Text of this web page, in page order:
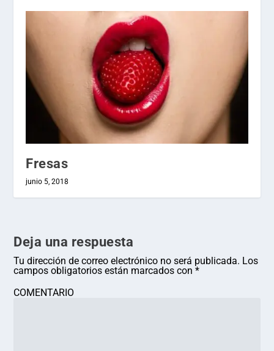
Fresas
junio 5, 2018
Deja una respuesta
Tu dirección de correo electrónico no será publicada. Los
campos obligatorios están marcados con*
COMENTARIO